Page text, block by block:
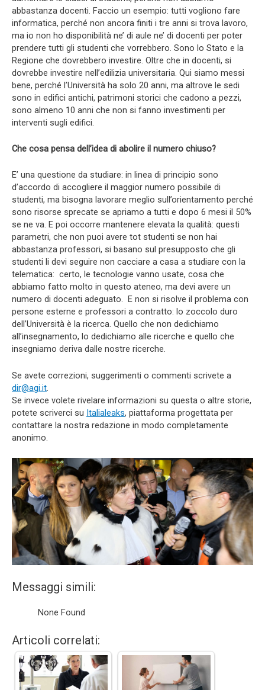
abbastanza docenti. Faccio un esempio: tutti vogliono fare
informatica, perché non ancora finiti i tre anni si trova lavoro,
ma io non ho disponibilità ne’ di aule ne’ di docenti per poter
prendere tutti gli studenti che vorrebbero. Sono lo Stato e la
Regione che dovrebbero investire. Oltre che in docenti, si
dovrebbe investire nell’edilizia universitaria. Qui siamo messi
bene, perché l’Università ha solo 20 anni, ma altrove le sedi
sono in edifici antichi, patrimoni storici che cadono a pezzi,
sono almeno 10 anni che non si fanno investimenti per
interventi sugli edifici.
Che cosa pensa dell’idea di abolire il numero chiuso?
E’ una questione da studiare: in linea di principio sono
d’accordo di accogliere il maggior numero possibile di
studenti, ma bisogna lavorare meglio sull’orientamento perché
sono risorse sprecate se apriamo a tutti e dopo 6 mesi il 50%
se ne va. E poi occorre mantenere elevata la qualità: questi
parametri, che non puoi avere tot studenti se non hai
abbastanza professori, si basano sul presupposto che gli
studenti li devi seguire non cacciare a casa a studiare con la
telematica: certo, le tecnologie vanno usate, cosa che
abbiamo fatto molto in questo ateneo, ma devi avere un
numero di docenti adeguato. E non si risolve il problema con
persone esterne e professori a contratto: lo zoccolo duro
dell’Università è la ricerca. Quello che non dedichiamo
all’insegnamento, lo dedichiamo alle ricerche e quello che
insegniamo deriva dalle nostre ricerche.
Se avete correzioni, suggerimenti o commenti scrivete a
dir@agi.it.
Se invece volete rivelare informazioni su questa o altre storie,
potete scriverci su Italialeaks, piattaforma progettata per
contattare la nostra redazione in modo completamente
anonimo.
Messaggi simili:
None Found
Articoli correlati: